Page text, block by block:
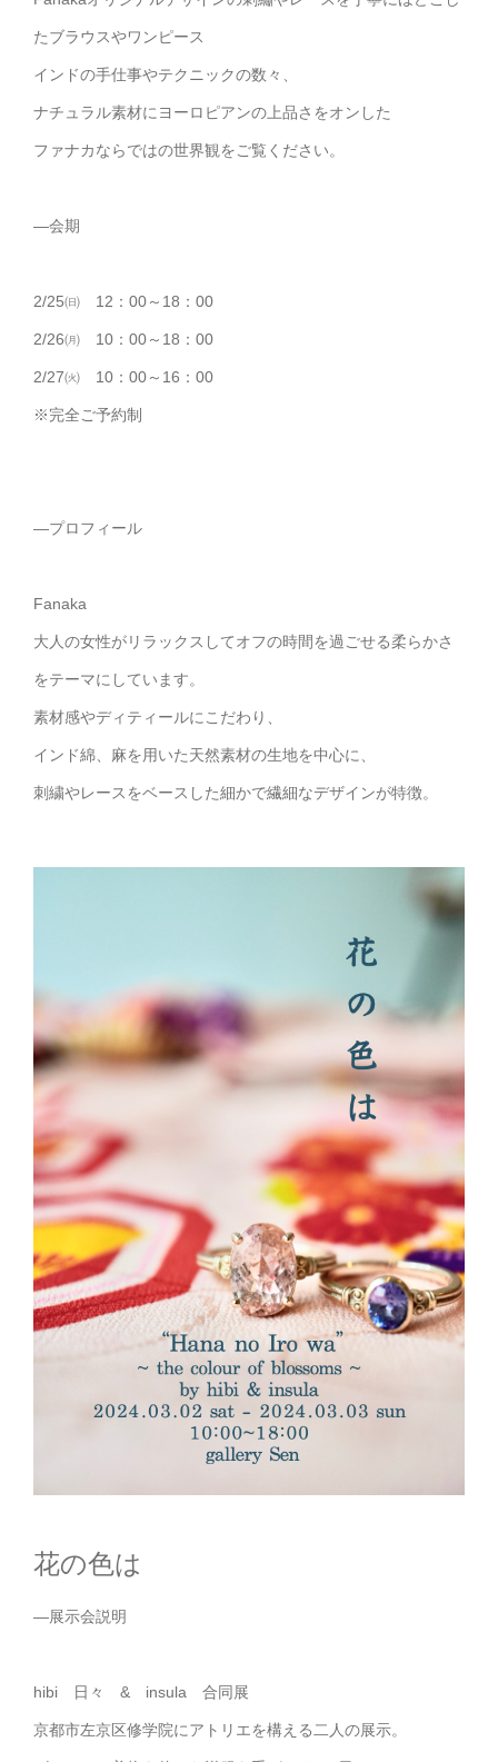
たブラウスやワンピース
インドの手仕事やテクニックの数々、
ナチュラル素材にヨーロピアンの上品さをオンした
ファナカならではの世界観をご覧ください。
—会期
2/25㈰ 12：00～18：00
2/26㈪ 10：00～18：00
2/27㈫ 10：00～16：00
※完全ご予約制
—プロフィール
Fanaka
大人の女性がリラックスしてオフの時間を過ごせる柔らかさ
をテーマにしています。
素材感やディティールにこだわり、
インド綿、麻を用いた天然素材の生地を中心に、
刺繍やレースをベースした細かで繊細なデザインが特徴。
花の色は
—展示会説明
hibi 日々 & insula 合同展
京都市左京区修学院にアトリエを構える二人の展示。